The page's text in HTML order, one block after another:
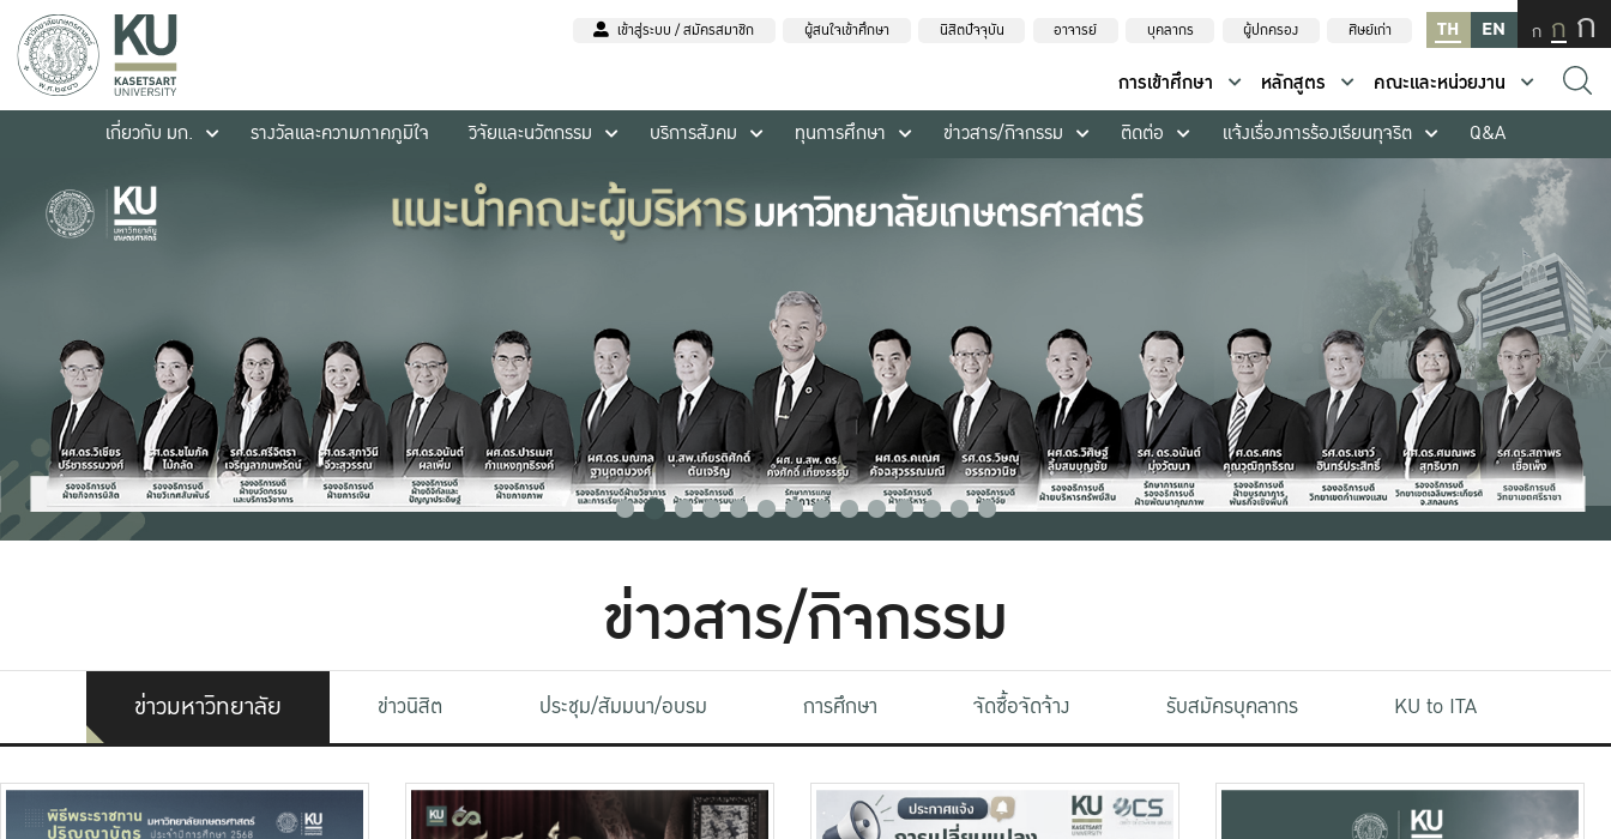
เข้าสู่ระบบ / สมัครสมาชิก ผู้สนใจเข้าศึกษา นิสิตปัจจุบัน อาจารย์ บุคลากร ผู้ปกครอง ศิษย์เก่า TH EN ก ก ก
การเข้าศึกษา หลักสูตร
คณะและหน่วยงาน
เกี่ยวกับ มก.
รางวัลและความภาคภูมิใจ วิจัยและนวัตกรรม บริการสังคม ทุนการศึกษา ข่าวสาร/กิจกรรม ติดต่อ แจ้งเรื่องการร้องเรียนทุจริต Q&A
ข่าวสาร/กิจกรรม
ข่าวมหาวิทยาลัย ข่าวนิสิต ประชุม/สัมมนา/อบรม การศึกษา จัดซื้อจัดจ้าง รับสมัครบุคลากร KU to ITA